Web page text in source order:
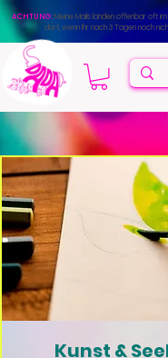
ACHTUNG:Meine Mails landen offenbar oft
dort, wenn Ihr nach 3 Tagen noch
Kunst &